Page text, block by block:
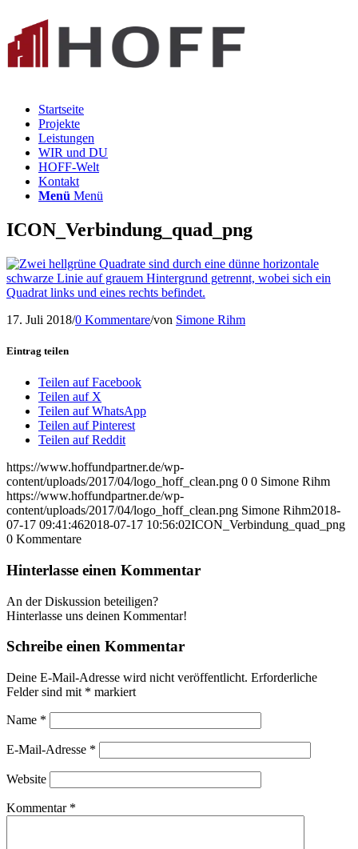
Startseite
Projekte
Leistungen
WIR und DU
HOFF-Welt
Kontakt
Menü Menü
ICON_Verbindung_quad_png
17. Juli 2018/0 Kommentare/von Simone Rihm
Eintrag teilen
Teilen auf Facebook
Teilen auf X
Teilen auf WhatsApp
Teilen auf Pinterest
Teilen auf Reddit
https://www.hoffundpartner.de/wp-
content/uploads/2017/04/logo_hoff_clean.png 0 0 Simone Rihm
https://www.hoffundpartner.de/wp-
content/uploads/2017/04/logo_hoff_clean.png Simone Rihm2018-
07-17 09:41:462018-07-17 10:56:02ICON_Verbindung_quad_png
0 Kommentare
Hinterlasse einen Kommentar
An der Diskussion beteiligen?
Hinterlasse uns deinen Kommentar!
Schreibe einen Kommentar
Deine E-Mail-Adresse wird nicht veröffentlicht. Erforderliche
Felder sind mit * markiert
Name *
E-Mail-Adresse *
Website
Kommentar *